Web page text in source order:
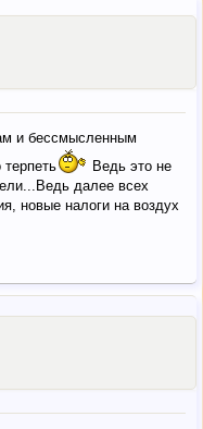
и бессмысленным
Ведь это не
далее всех
новые налоги на воздух